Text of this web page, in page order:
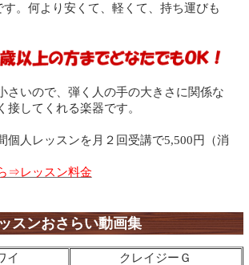
。何より安くて、軽くて、持ち運びも
さいので、弾く人の手の大きさに関係な
接してくれる楽器です。
個人レッスンを月２回受講で5,500円（消
⇒レッスン料金
スンおさらい動画集
イ クレイジーＧ